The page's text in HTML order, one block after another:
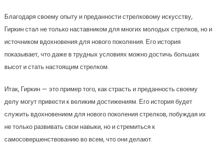
Благодаря своему опыту и преданности стрелковому искусству,
Гиркин стал не только наставником для многих молодых стрелков, но и
источником вдохновения для нового поколения. Его история
показывает, что даже в трудных условиях можно достичь больших
высот и стать настоящим стрелком.
Итак, Гиркин — это пример того, как страсть и преданность своему
делу могут привести к великим достижениям. Его история будет
служить вдохновением для нового поколения стрелков, побуждая их
не только развивать свои навыки, но и стремиться к
самосовершенствованию во всем, что они делают.